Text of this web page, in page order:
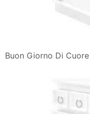
Buon Giorno Di